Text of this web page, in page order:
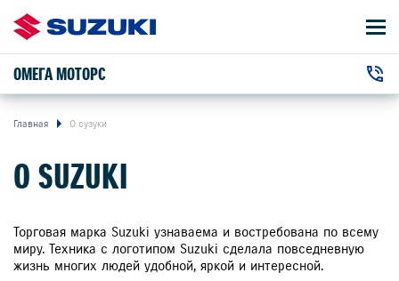
ОМЕГА МОТОРС
г. Мурманск, Кольский проспект, 53с3
АВТОМОБИЛИ
ВЛАДЕЛЬЦАМ
О КОМПАНИИ
НОВОСТИ
Главная О сузуки
О SUZUKI
Торговая марка Suzuki узнаваема и востребована по всему
миру. Техника с логотипом Suzuki сделала повседневную
жизнь многих людей удобной, яркой и интересной.